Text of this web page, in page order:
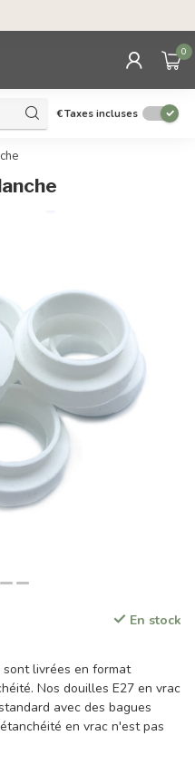
0
€Taxes incluses
En stock
livrées en format
Nos douilles E27 en vrac
avec des bagues
en vrac n'est pas